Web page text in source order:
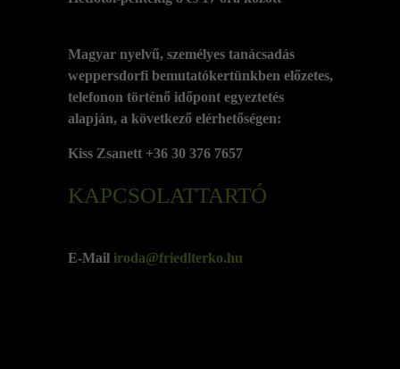
KAPCSOLATTARTÓ
Magyar nyelvű, személyes tanácsadás
weppersdorfi bemutatókertünkben előzetes,
telefonon történő időpont egyeztetés
alapján, a következő elérhetőségen:
Kiss Zsanett +36 30 376 7657
E-Mail iroda@friedlterko.hu